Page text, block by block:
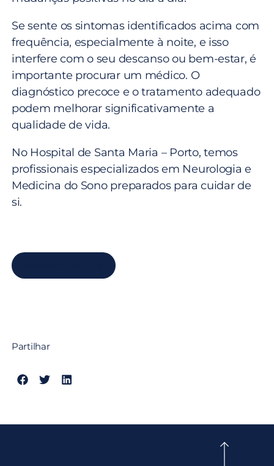
Se sente os sintomas identificados acima com
frequência, especialmente à noite, e isso
interfere com o seu descanso ou bem-estar, é
importante procurar um médico. O
diagnóstico precoce e o tratamento adequado
podem melhorar significativamente a
qualidade de vida.
No Hospital de Santa Maria – Porto, temos
profissionais especializados em Neurologia e
Medicina do Sono preparados para cuidar de
si.
Partilhar